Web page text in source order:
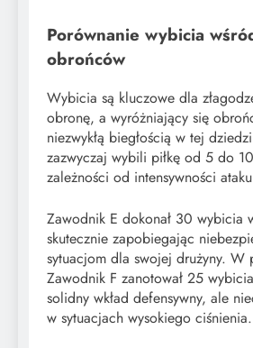
Porównanie wybicia
obrońców
Wybicia są kluczowe dla
obronę, a wyróżniający się
niezwykłą biegłością w tej
zazwyczaj wybili piłkę od 5 do
zależności od intensywności
Zawodnik E dokonał 30 wybicia
skutecznie zapobiegając
sytuacjom dla swojej drużyny. W
Zawodnik F zanotował 25
solidny wkład defensywny, ale
w sytuacjach wysokiego ciśnienia.